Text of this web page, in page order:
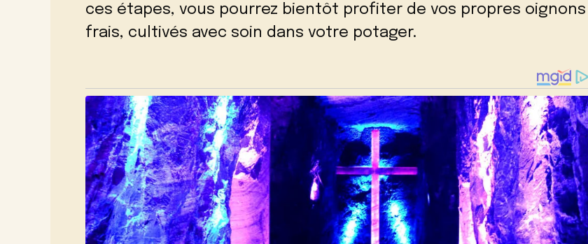
ces étapes, vous pourrez bientôt profiter de vos propres oignons
frais, cultivés avec soin dans votre potager.